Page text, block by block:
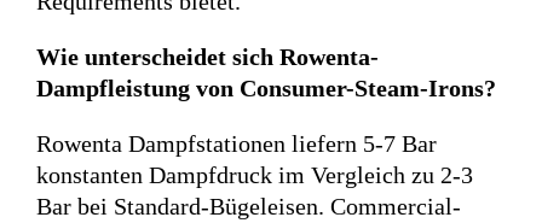
Wie unterscheidet sich Rowenta-
Dampfleistung von Consumer-Steam-Irons?
Rowenta Dampfstationen liefern 5-7 Bar
konstanten Dampfdruck im Vergleich zu 2-3
Bar bei Standard-Bügeleisen. Commercial-